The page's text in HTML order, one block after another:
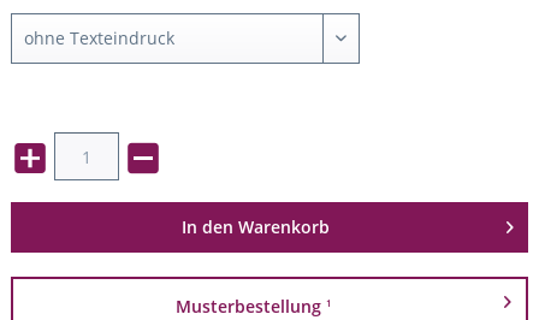
In den Warenkorb
Musterbestellung 1